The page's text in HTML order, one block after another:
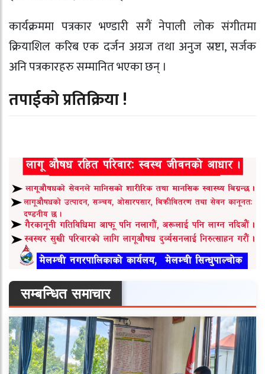
कार्यक्रममा पत्रकार भण्डारी सगैं नेपाली लोक संगीतमा
क्रियाशिल करिब एक दर्जन अग्रज तथा अनुज स्रष्टा, सर्जक
अनि पत्रकारहरु सम्मानित भएका छन् ।
तपाईको प्रतिक्रिया !
सम्बन्धित समाचार